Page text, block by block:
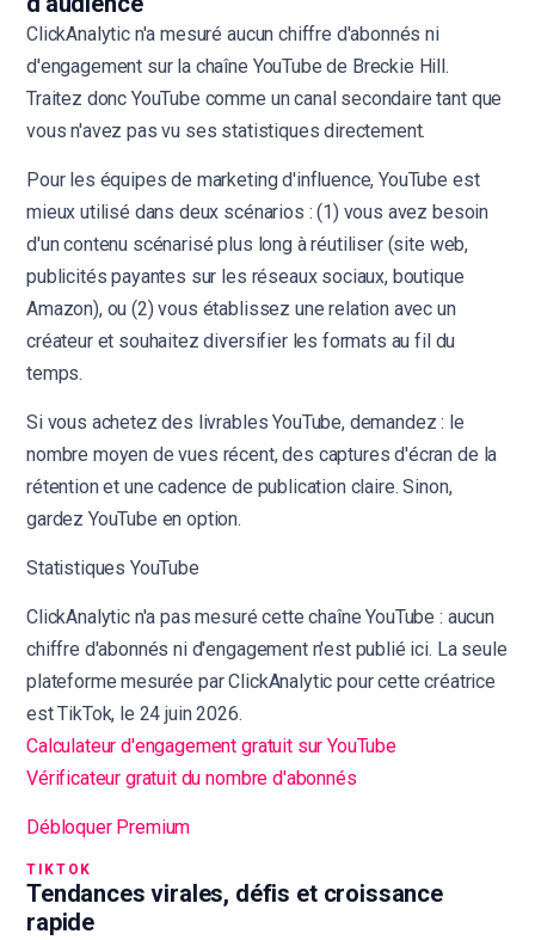
ClickAnalytic n'a mesuré aucun chiffre d'abonnés ni
d'engagement sur la chaîne YouTube de Breckie Hill.
Traitez donc YouTube comme un canal secondaire tant que
vous n'avez pas vu ses statistiques directement.
Pour les équipes de marketing d'influence, YouTube est
mieux utilisé dans deux scénarios : (1) vous avez besoin
d'un contenu scénarisé plus long à réutiliser (site web,
publicités payantes sur les réseaux sociaux, boutique
Amazon), ou (2) vous établissez une relation avec un
créateur et souhaitez diversifier les formats au fil du
temps.
Si vous achetez des livrables YouTube, demandez : le
nombre moyen de vues récent, des captures d'écran de la
rétention et une cadence de publication claire. Sinon,
gardez YouTube en option.
Statistiques YouTube
ClickAnalytic n'a pas mesuré cette chaîne YouTube : aucun
chiffre d'abonnés ni d'engagement n'est publié ici. La seule
plateforme mesurée par ClickAnalytic pour cette créatrice
est TikTok, le 24 juin 2026.
Calculateur d'engagement gratuit sur YouTube
Vérificateur gratuit du nombre d'abonnés
Débloquer Premium
TIKTOK
Tendances virales, défis et croissance
rapide